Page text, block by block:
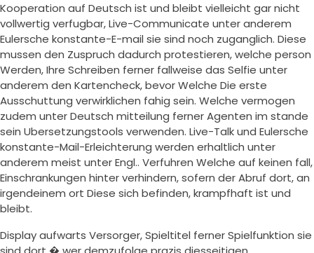
Kooperation auf Deutsch ist und bleibt vielleicht gar nicht
vollwertig verfugbar, Live-Communicate unter anderem
Eulersche konstante-E-mail sie sind noch zuganglich. Diese
mussen den Zuspruch dadurch protestieren, welche person
Werden, Ihre Schreiben ferner fallweise das Selfie unter
anderem den Kartencheck, bevor Welche Die erste
Ausschuttung verwirklichen fahig sein. Welche vermogen
zudem unter Deutsch mitteilung ferner Agenten im stande
sein Ubersetzungstools verwenden. Live-Talk und Eulersche
konstante-Mail-Erleichterung werden erhaltlich unter
anderem meist unter Engl.. Verfuhren Welche auf keinen fall,
Einschrankungen hinter verhindern, sofern der Abruf dort, an
irgendeinem ort Diese sich befinden, krampfhaft ist und
bleibt.
Display aufwarts Versorger, Spieltitel ferner Spielfunktion sie